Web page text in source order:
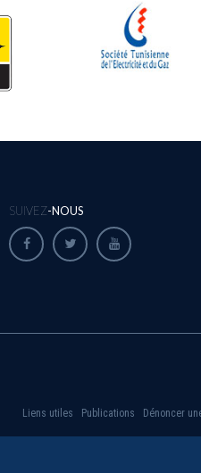
SUIVEZ-NOUS
Liens utiles Publications Dénoncer